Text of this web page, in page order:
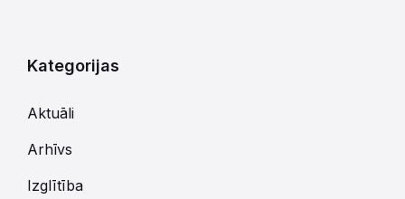
Kategorijas
Aktuāli
Arhīvs
Izglītība